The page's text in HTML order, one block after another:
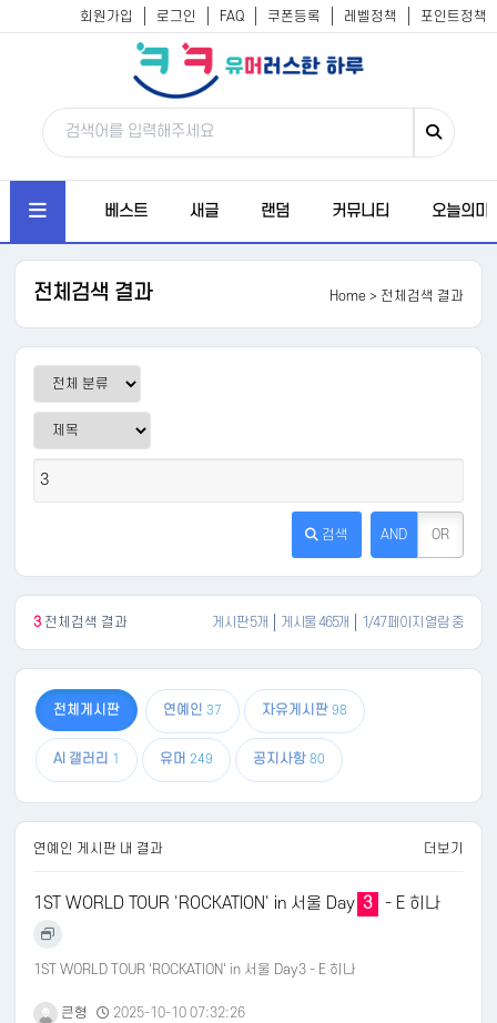
회원가입 로그인 FAQ 쿠폰등록 레벨정책 포인트정책
베스트 새글 랜덤 커뮤니티 오늘의미
전체검색 결과 Home> 전체검색 결과
검색 AND OR
3 전체검색 결과 게시판 5개 게시물 465개 1/47 페이지 열람 중
전체게시판 연예인 37 자유게시판 98
AI 갤러리 1 유머 249 공지사항 80
연예인 게시판 내 결과 더보기
1ST WORLD TOUR 'ROCKATION' in 서울 Day 3 - E 히나
1ST WORLD TOUR 'ROCKATION' in 서울 Day3 - E 히나
큰형 2025-10-10 07:32:26